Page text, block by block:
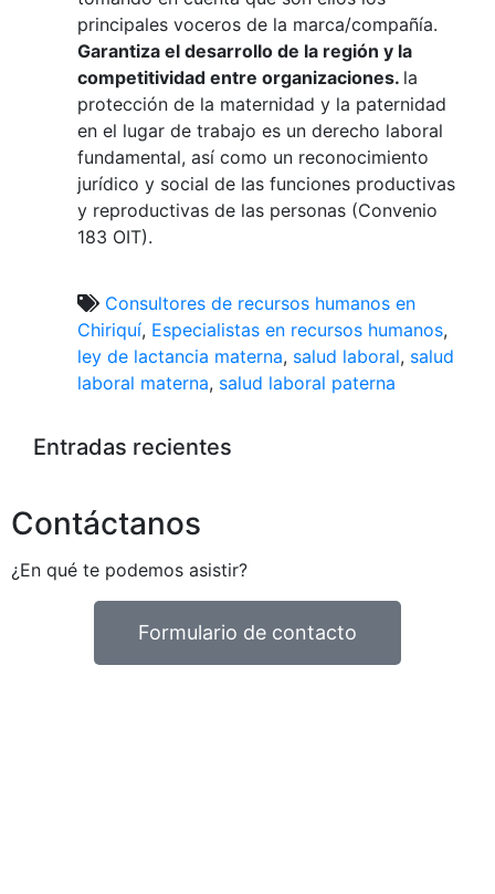
principales voceros de la marca/compañía.
Garantiza el desarrollo de la región y la
competitividad entre organizaciones. la
protección de la maternidad y la paternidad
en el lugar de trabajo es un derecho laboral
fundamental, así como un reconocimiento
jurídico y social de las funciones productivas
y reproductivas de las personas (Convenio
183 OIT).
Consultores de recursos humanos en
Chiriquí, Especialistas en recursos humanos,
ley de lactancia materna, salud laboral, salud
laboral materna, salud laboral paterna
Entradas recientes
Contáctanos
¿En qué te podemos asistir?
Formulario de contacto